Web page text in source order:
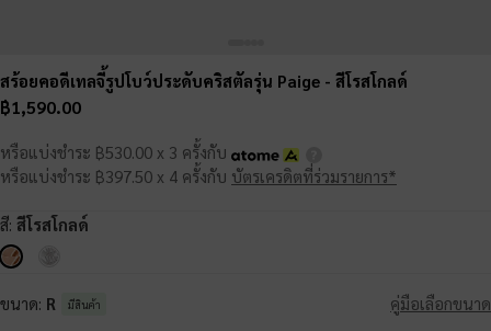
สร้อยคอดีเทลจี้รูปโบว์ประดับคริสตัลรุ่น Paige - สีโรสโกลด์
฿1,590.00
หรือแบ่งชำระ ฿530.00 x 3 ครั้งกับ
หรือแบ่งชำระ ฿397.50 x 4 ครั้งกับ บัตรเครดิตที่ร่วมรายการ*
สี: สีโรสโกลด์
ขนาด: R มีสินค้า คู่มือเลือกขนาด